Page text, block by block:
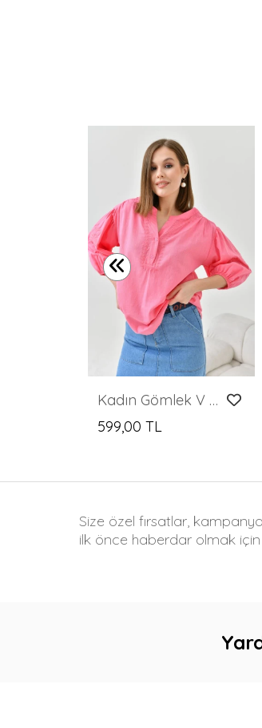
Kadın Gömlek V Yaka 2 Düğmeli Gömlek Pembe - 23132
599,00 TL
Size özel fırsatlar,
ilk önce haberdar olmak